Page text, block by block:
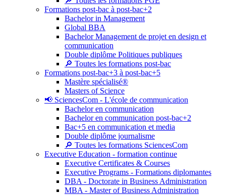
Formations post-bac à post-bac+2
Bachelor in Management
Global BBA
Bachelor Management de projet en design et
communication
Double diplôme Politiques publiques
🔎 Toutes les formations post-bac
Formations post-bac+3 à post-bac+5
Mastère spécialisé®
Masters of Science
📢 SciencesCom - L'école de communication
Bachelor en communication
Bachelor en communication post-bac+2
Bac+5 en communication et media
Double diplôme journalisme
🔎 Toutes les formations SciencesCom
Executive Education - formation continue
Executive Certificates & Courses
Executive Programs - Formations diplomantes
DBA - Doctorate in Business Administration
MBA - Master of Business Administration